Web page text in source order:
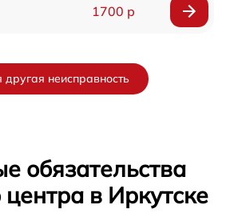
1700 р
другая неисправность
обязательства
центра в Иркутске